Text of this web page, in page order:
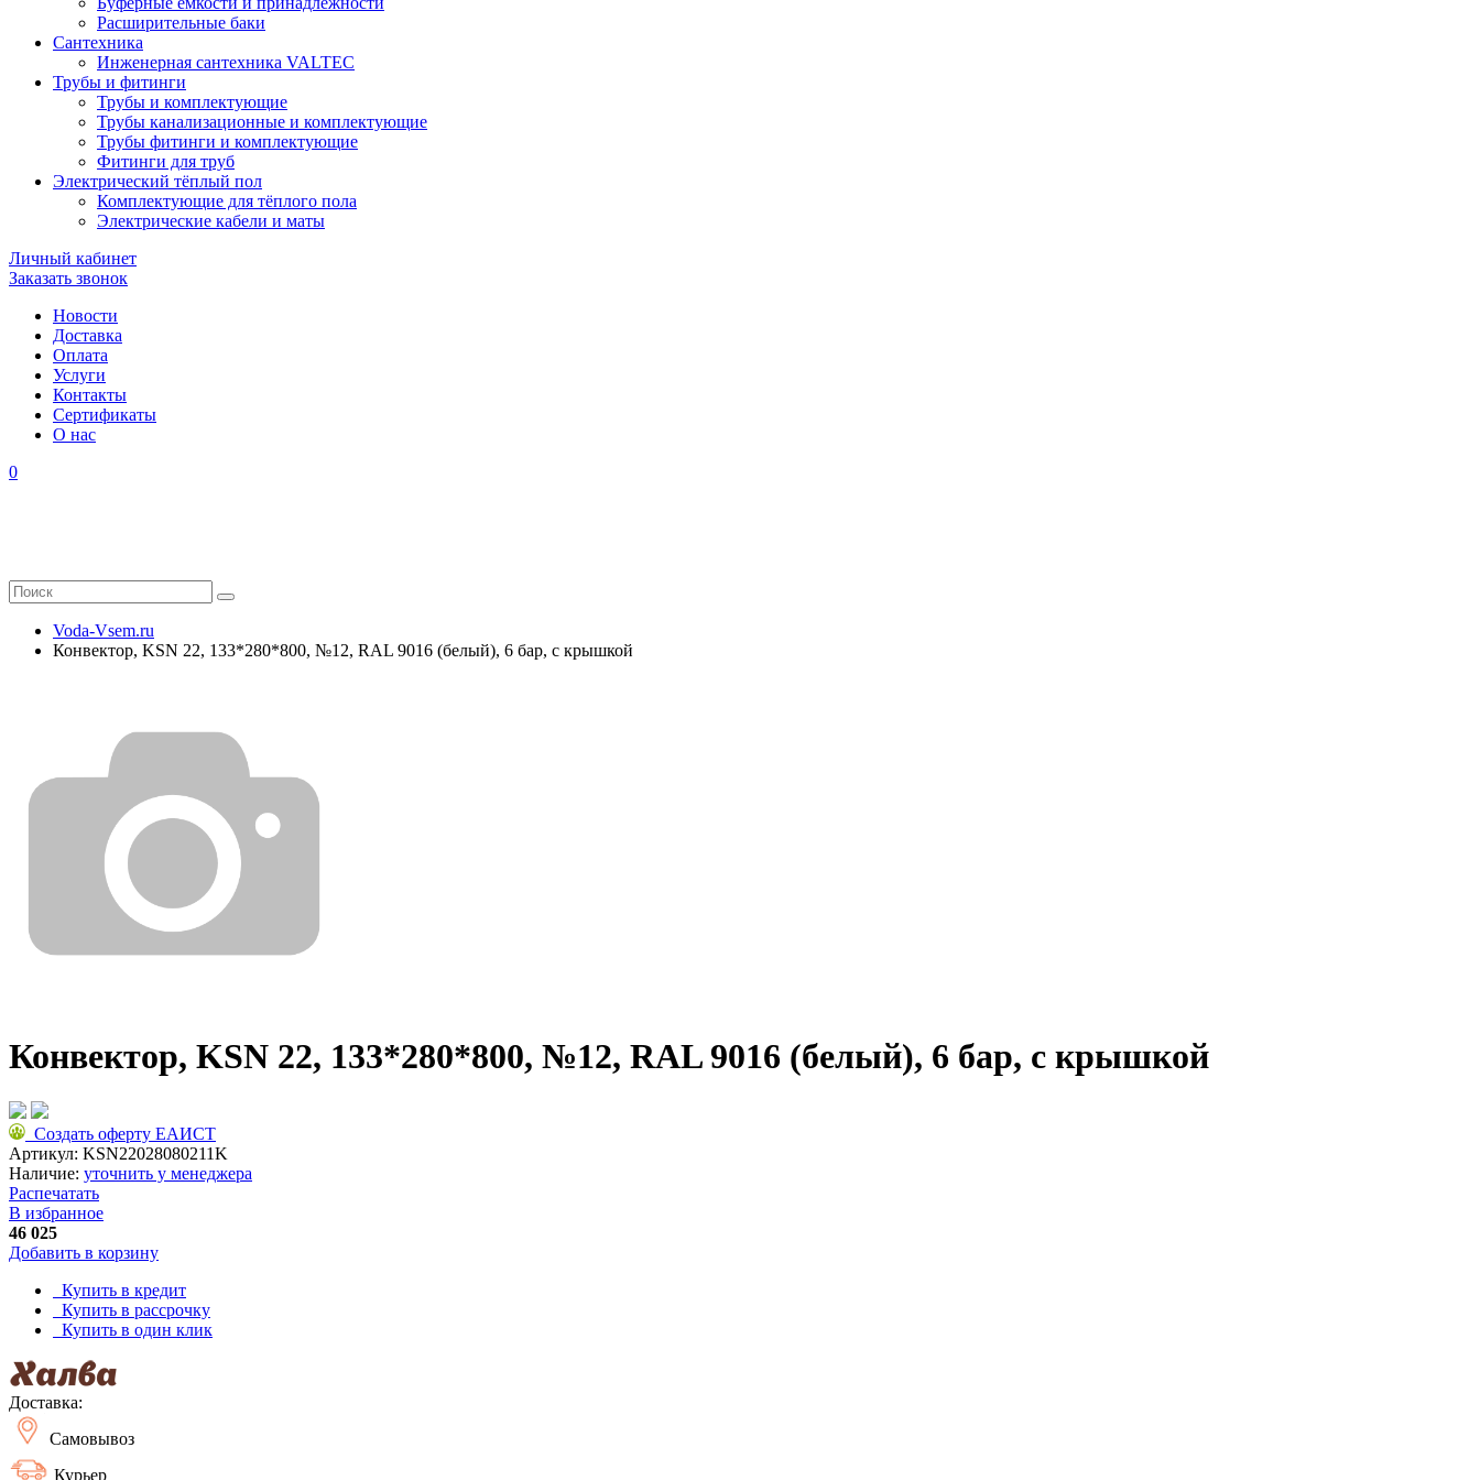
Расширительные баки
Сантехника
Инженерная сантехника VALTEC
Трубы и фитинги
Трубы и комплектующие
Трубы канализационные и комплектующие
Трубы фитинги и комплектующие
Фитинги для труб
Электрический тёплый пол
Комплектующие для тёплого пола
Электрические кабели и маты
Личный кабинет
Заказать звонок
Новости
Доставка
Оплата
Услуги
Контакты
Cертификаты
О нас
0
Voda-Vsem.ru
Конвектор, KSN 22, 133*280*800, №12, RAL 9016 (белый), 6 бар, с крышкой
Конвектор, KSN 22, 133*280*800, №12, RAL 9016 (белый), 6 бар, с крышкой
Создать оферту ЕАИСТ
Артикул: KSN22028080211K
Наличие: уточнить у менеджера
Распечатать
В избранное
46 025
Добавить в корзину
Купить в кредит
Купить в рассрочку
Купить в один клик
Доставка:
Самовывоз
Курьер